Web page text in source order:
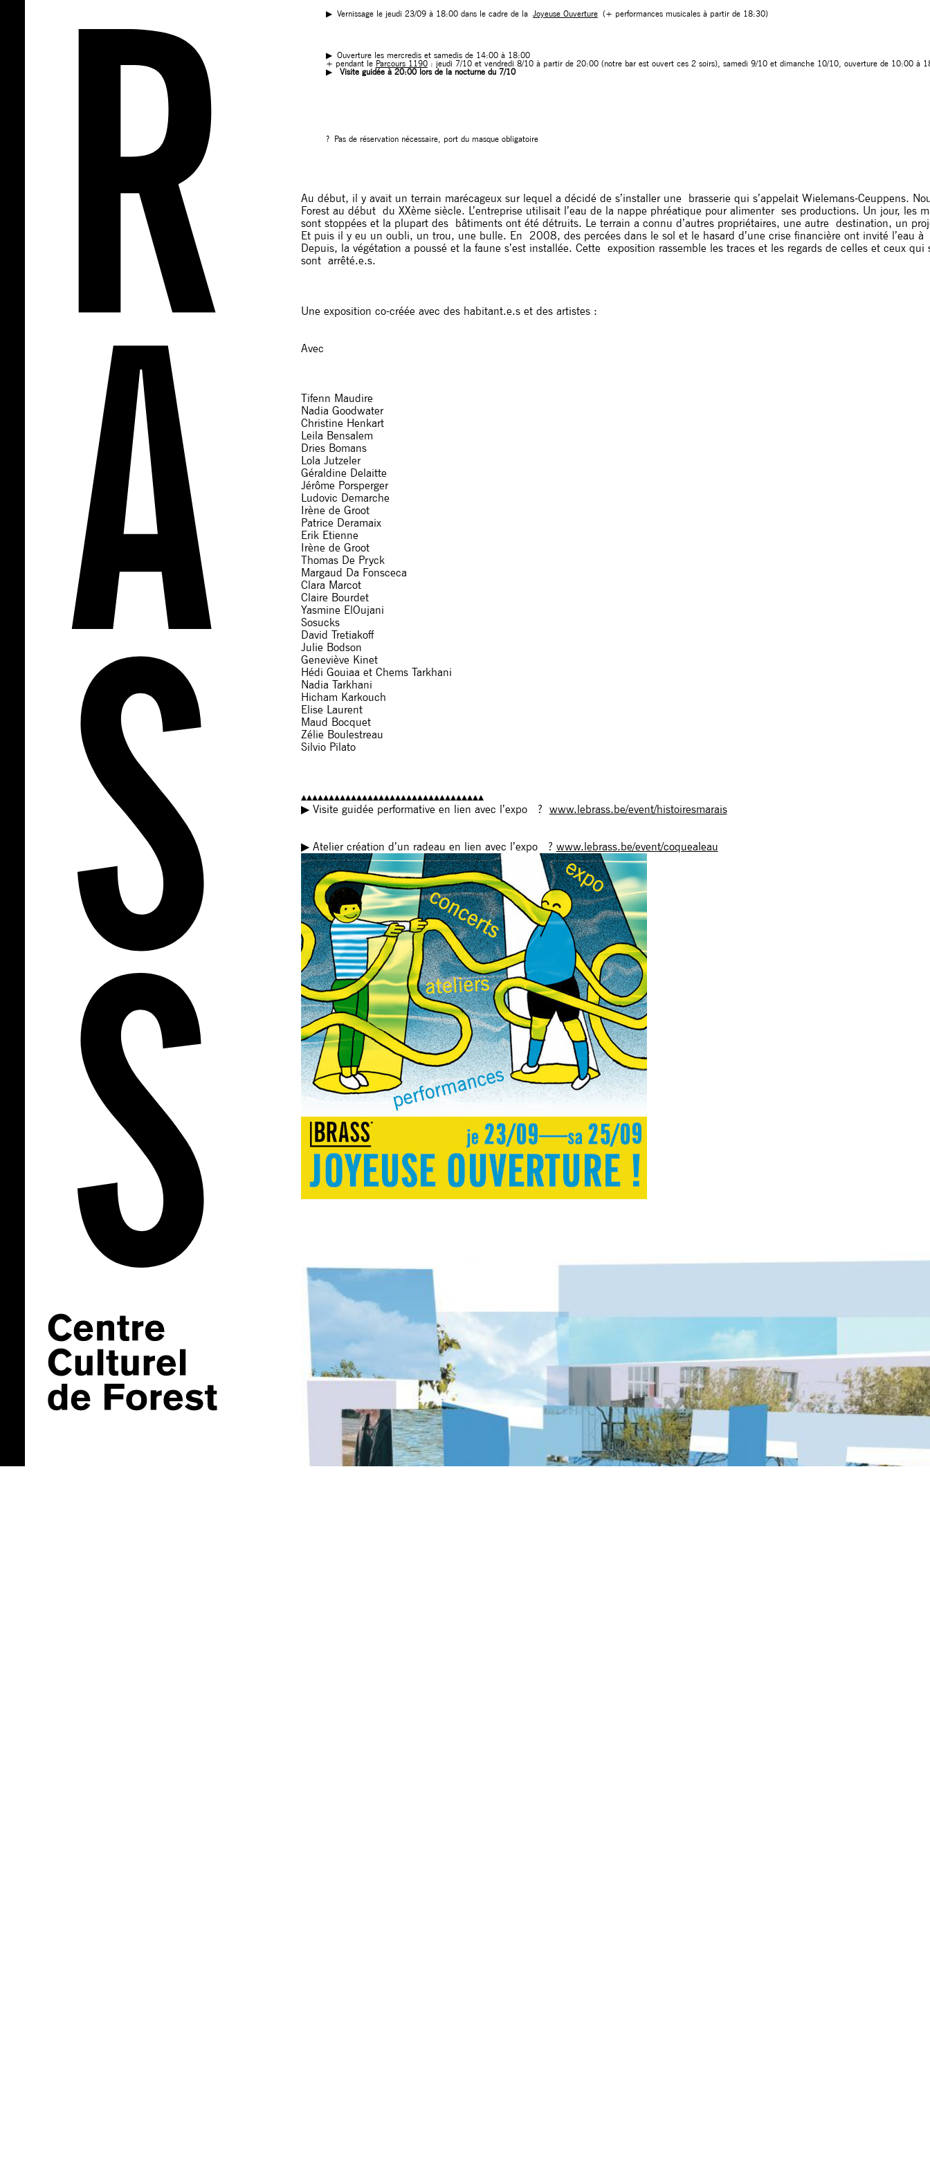
▶︎ Vernissage le jeudi 23/09 à 18:00 dans le cadre de la Joyeuse Ouverture (+ performances musicales à partir de 18:30)
▶︎ Ouverture les mercredis et samedis de 14:00 à 18:00
+ pendant le Parcours 1190: jeudi 7/10 et vendredi 8/10 à partir de 20:00 (notre bar est ouvert ces 2 soirs), samedi 9/10 et dimanche 10/10, ouverture de 10:00 à
▶︎
Visite guidée à 20:00 lors de la nocturne du 7/10
? Pas de réservation nécessaire, port du masque obligatoire
Au début, il y avait un terrain marécageux sur lequel a décidé de s’installer une brasserie qui s’appelait Wielemans-Ceuppens.
Forest au début du XXème siècle. L’entreprise utilisait l’eau de la nappe phréatique pour alimenter ses productions. Un jour, les
sont stoppées et la plupart des bâtiments ont été détruits. Le terrain a connu d’autres propriétaires, une autre destination, un
Et puis il y eu un oubli, un trou, une bulle. En 2008, des percées dans le sol et le hasard d’une crise financière ont invité l’eau à
Depuis, la végétation a poussé et la faune s’est installée. Cette exposition rassemble les traces et les regards de celles et ceux qui
sont arrêté.e.s.
Une exposition co-créée avec des habitant.e.s et des artistes :
Avec
Tifenn Maudire
Nadia Goodwater
Christine Henkart
Leila Bensalem
Dries Bomans
Lola Jutzeler
Géraldine Delaitte
Jérôme Porsperger
Ludovic Demarche
Irène de Groot
Patrice Deramaix
Erik Etienne
Irène de Groot
Thomas De Pryck
Margaud Da Fonsceca
Clara Marcot
Claire Bourdet
Yasmine ElOujani
Sosucks
David Tretiakoff
Julie Bodson
Geneviève Kinet
Hédi Gouiaa et Chems Tarkhani
Nadia Tarkhani
Hicham Karkouch
Elise Laurent
Maud Bocquet
Zélie Boulestreau
Silvio Pilato
▴▴▴▴▴▴▴▴▴▴▴▴▴▴▴▴▴▴▴▴▴▴▴▴▴▴▴▴▴▴▴▴▴
▶︎ Visite guidée performative en lien avec l’expo ? www.lebrass.be/event/histoiresmarais
▶︎ Atelier création d’un radeau en lien avec l’expo ? www.lebrass.be/event/coquealeau